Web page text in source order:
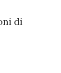
di